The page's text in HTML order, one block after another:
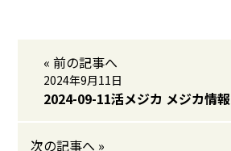
« 前の記事へ
2024年9月11日
2024-09-11活メジカ メジカ情報
次の記事へ »